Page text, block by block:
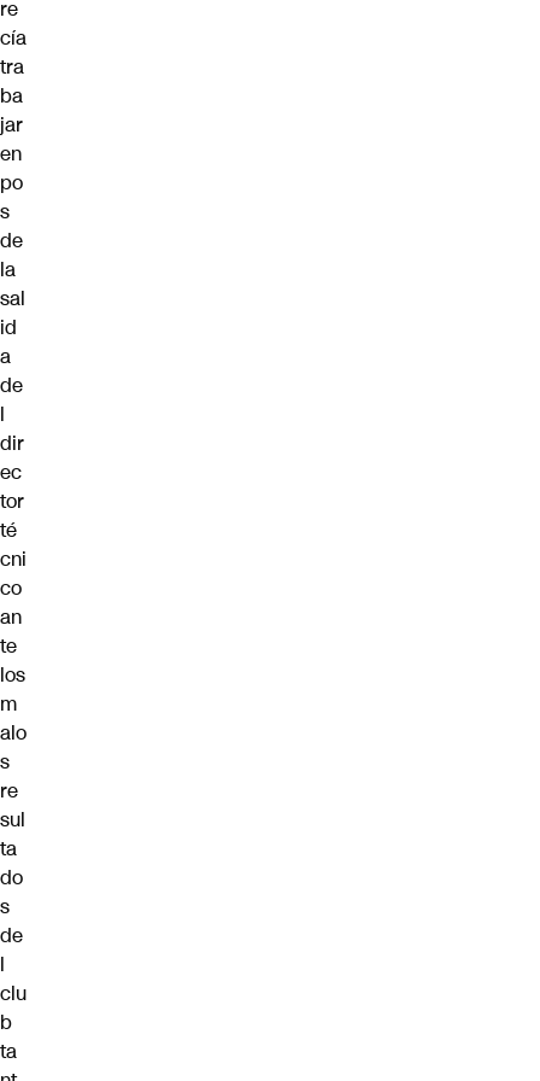
re
cía
tra
ba
jar
en
po
s
de
la
sal
id
a
de
l
dir
ec
tor
té
cni
co
an
te
los
m
alo
s
re
sul
ta
do
s
de
l
clu
b
ta